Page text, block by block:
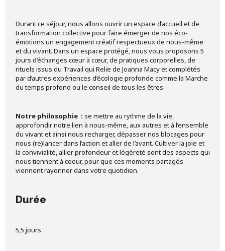
Durant ce séjour, nous allons ouvrir un espace d’accueil et de
transformation collective pour faire émerger de nos éco-
émotions un engagement créatif respectueux de nous-même
et du vivant. Dans un espace protégé, nous vous proposons 5
jours d’échanges cœur à cœur, de pratiques corporelles, de
rituels issus du Travail qui Relie de Joanna Macy et complétés
par d’autres expériences d’écologie profonde comme la Marche
du temps profond ou le conseil de tous les êtres.
Notre philosophie : se mettre au rythme de la vie,
approfondir notre lien à nous-même, aux autres et à l’ensemble
du vivant et ainsi nous recharger, dépasser nos blocages pour
nous (re)lancer dans l’action et aller de l’avant. Cultiver la joie et
la convivialité, allier profondeur et légèreté sont des aspects qui
nous tiennent à coeur, pour que ces moments partagés
viennent rayonner dans votre quotidien.
Durée
5,5 jours